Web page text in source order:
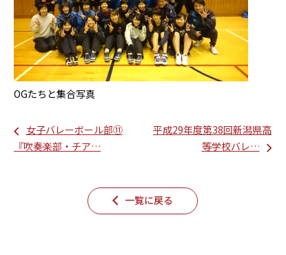
OGたちと集合写真
女子バレーボール部⑪
『吹奏楽部・チア…
平成29年度第38回新潟県高
等学校バレ…
一覧に戻る